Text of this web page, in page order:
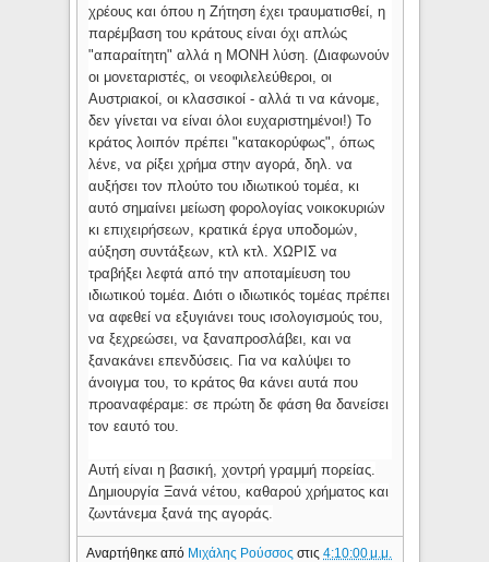
χρέους και όπου η Ζήτηση έχει τραυματισθεί, η
παρέμβαση του κράτους είναι όχι απλώς
"απαραίτητη" αλλά η ΜΟΝΗ λύση. (Διαφωνούν
οι μονεταριστές, οι νεοφιλελεύθεροι, οι
Αυστριακοί, οι κλασσικοί - αλλά τι να κάνομε,
δεν γίνεται να είναι όλοι ευχαριστημένοι!) Το
κράτος λοιπόν πρέπει "κατακορύφως", όπως
λένε, να ρίξει χρήμα στην αγορά, δηλ. να
αυξήσει τον πλούτο του ιδιωτικού τομέα, κι
αυτό σημαίνει μείωση φορολογίας νοικοκυριών
κι επιχειρήσεων, κρατικά έργα υποδομών,
αύξηση συντάξεων, κτλ κτλ. ΧΩΡΙΣ να
τραβήξει λεφτά από την αποταμίευση του
ιδιωτικού τομέα. Διότι ο ιδιωτικός τομέας πρέπει
να αφεθεί να εξυγιάνει τους ισολογισμούς του,
να ξεχρεώσει, να ξαναπροσλάβει, και να
ξανακάνει επενδύσεις. Για να καλύψει το
άνοιγμα του, το κράτος θα κάνει αυτά που
προαναφέραμε: σε πρώτη δε φάση θα δανείσει
τον εαυτό του.
Αυτή είναι η βασική, χοντρή γραμμή πορείας.
Δημιουργία Ξανά νέτου, καθαρού χρήματος και
ζωντάνεμα ξανά της αγοράς.
Αναρτήθηκε από Μιχάλης Ρούσσοςστις4:10:00 μ.μ.